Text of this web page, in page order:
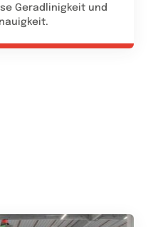
Geradlinigkeit und